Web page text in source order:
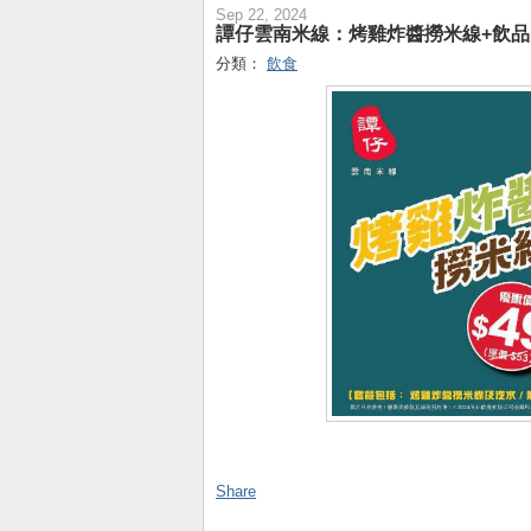
Sep 22, 2024
譚仔雲南米線：烤雞炸醬撈米線+飲
分類： 飲食
Share